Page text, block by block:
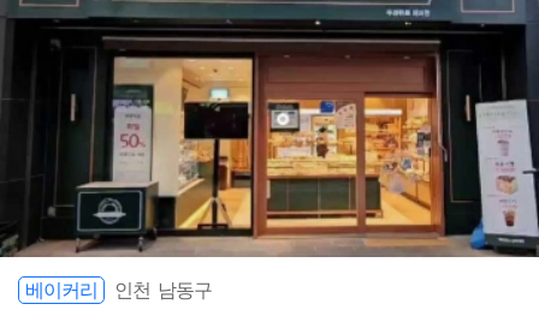
베이커리 인천 남동구